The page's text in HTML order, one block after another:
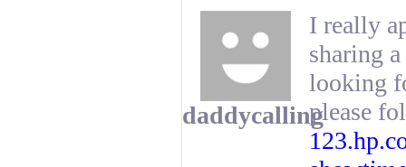
daddycalling
I really
sharing
looking
please